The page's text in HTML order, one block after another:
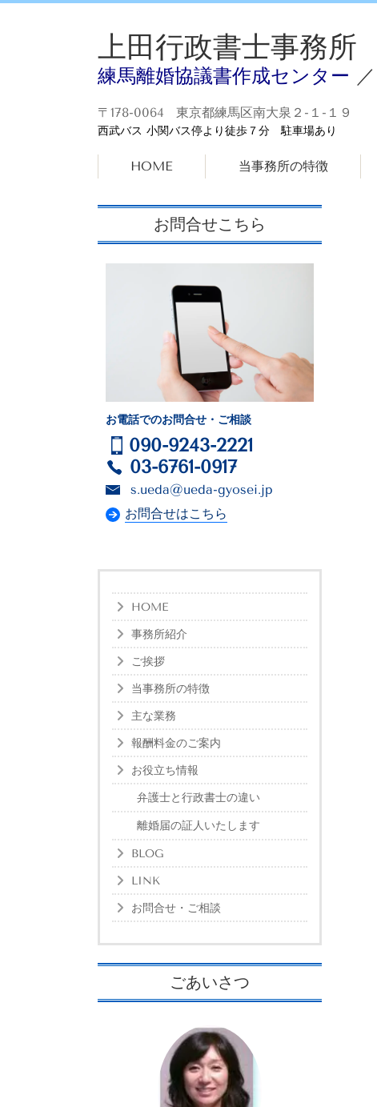
上田行政書士事務所
練馬離婚協議書作成センター ／
〒178-0064 東京都練馬区南大泉２-１-１９
西武バス 小関バス停より徒歩７分 駐車場あり
HOME 当事務所の特徴
お問合せこちら
お電話でのお問合せ・ご相談
090-9243-2221
03-6761-0917
s.ueda@ueda-gyosei.jp
お問合せはこちら
HOME
事務所紹介
ご挨拶
当事務所の特徴
主な業務
報酬料金のご案内
お役立ち情報
弁護士と行政書士の違い
離婚届の証人いたします
BLOG
LINK
お問合せ・ご相談
ごあいさつ